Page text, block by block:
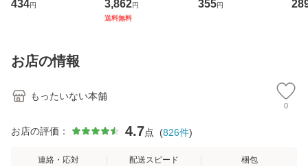
ト・ジャパン [CD]
434円
ジメントスキル 改
3,862円
送料無料
[CD]【メール便送
355円
お店の情報
もったいない本舗
0
お店の評価： 4.7点 (826件)
連絡・応対 配送スピード 梱包